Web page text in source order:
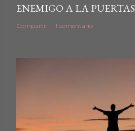
ENEMIGO A LA PUERTAS
Compartir 1 comentario